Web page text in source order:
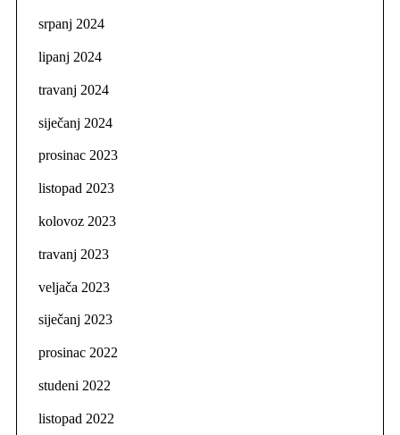
srpanj 2024
lipanj 2024
travanj 2024
siječanj 2024
prosinac 2023
listopad 2023
kolovoz 2023
travanj 2023
veljača 2023
siječanj 2023
prosinac 2022
studeni 2022
listopad 2022